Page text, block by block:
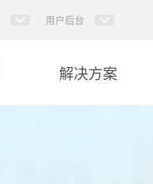
用户后台
解决方案